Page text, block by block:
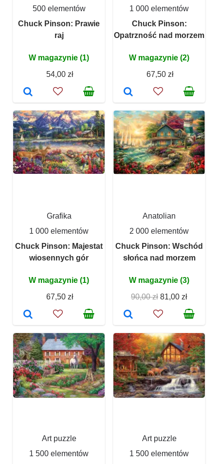
500 elementów
Chuck Pinson: Prawie
raj
W magazynie (1)
54,00 zł
1 000 elementów
Chuck Pinson:
Opatrzność nad morzem
W magazynie (2)
67,50 zł
Grafika
1 000 elementów
Chuck Pinson: Majestat
wiosennych gór
W magazynie (1)
67,50 zł
Anatolian
2 000 elementów
Chuck Pinson: Wschód
słońca nad morzem
W magazynie (3)
90,00 zł 81,00 zł
Art puzzle
1 500 elementów
Art puzzle
1 500 elementów